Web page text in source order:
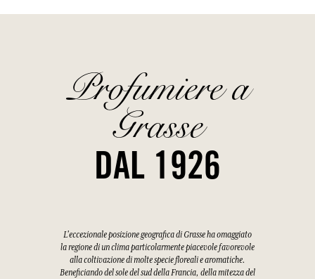
Profumiere a
Grasse
DAL 1926
L'eccezionale posizione geografica di Grasse ha omaggiato
la regione di un clima particolarmente piacevole favorevole
alla coltivazione di molte specie floreali e aromatiche.
Beneficiando del sole del sud della Francia, della mitezza del